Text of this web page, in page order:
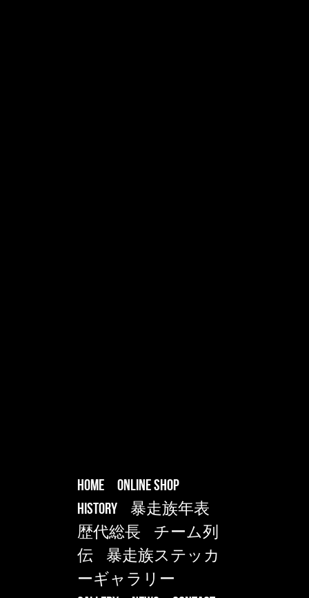
HOME
ONLINE SHOP
HISTORY
暴走族年表
歴代総長
チーム列
伝
暴走族ステッカ
ーギャラリー